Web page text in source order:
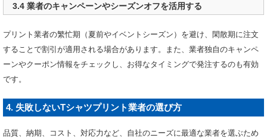
3.4 業者のキャンペーンやシーズンオフを活用する
プリント業者の繁忙期（夏前やイベントシーズン）を避け、閑散期に注文
することで割引が適用される場合があります。また、業者独自のキャンペ
ーンやクーポン情報をチェックし、お得なタイミングで発注するのも有効
です。
4. 失敗しないTシャツプリント業者の選び方
品質、納期、コスト、対応力など、自社のニーズに最適な業者を選ぶため